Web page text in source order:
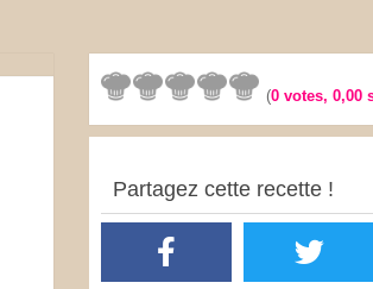
(0 votes,0,00
Partagez cette recette !